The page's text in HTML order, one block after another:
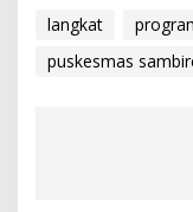
langkat
puskesmas